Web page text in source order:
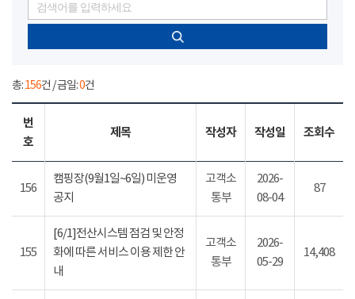
총:156건 / 금일:0건
번
호
제목 작성자 작성일 조회수
156
캠핑장(9월1일~6일) 미운영
공지
고객소
통부
2026-
08-04
87
155
[6/1]전산시스템 점검 및 안정
화에 따른 서비스 이용 제한 안
내
고객소
통부
2026-
05-29
14,408